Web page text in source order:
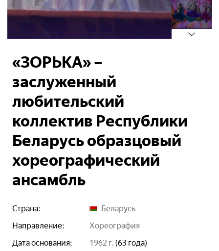
«ЗОРЬКА» –
заслуженный
любительский
коллектив Республики
Беларусь образцовый
хореографический
ансамбль
Страна:
Беларусь
Направление:
хореография
Дата основания:
1962 г. (63 года)